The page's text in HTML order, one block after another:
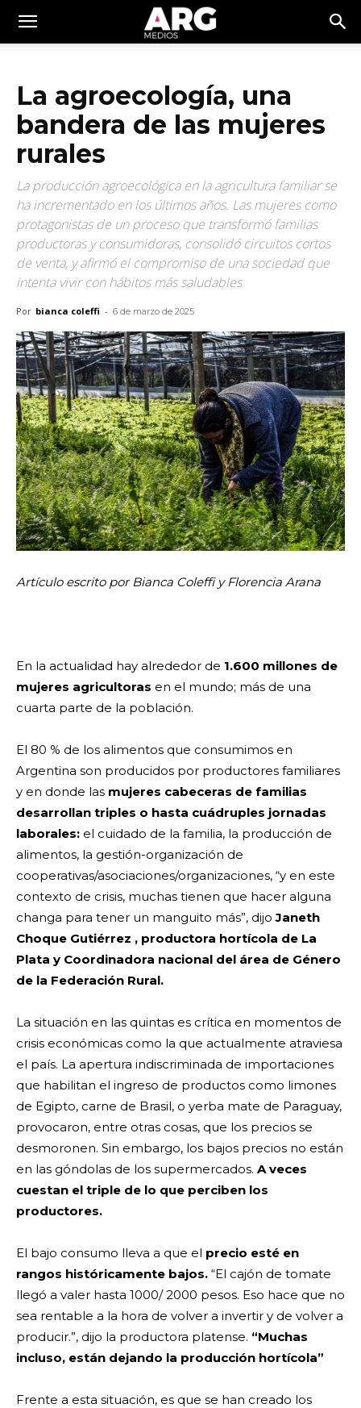
La agroecología, una
bandera de las mujeres
rurales
La producción agroecológica en la agricultura familiar se
ha incrementado en los últimos años. Las mujeres como
protagonistas de un proceso que transformó familias
productoras y consumidoras, consolidó circuitos cortos
de venta, y afirmó el compromiso de una sociedad que
intenta vivir con hábitos más saludables
Por bianca coleffi - 6 de marzo de 2025
Artículo escrito por Bianca Coleffi y Florencia Arana
En la actualidad hay alrededor de 1.600 millones de
mujeres agricultoras en el mundo; más de una
cuarta parte de la población.
El 80 % de los alimentos que consumimos en
Argentina son producidos por productores familiares
y en donde las mujeres cabeceras de familias
desarrollan triples o hasta cuádruples jornadas
laborales: el cuidado de la familia, la producción de
alimentos, la gestión-organización de
cooperativas/asociaciones/organizaciones, “y en este
contexto de crisis, muchas tienen que hacer alguna
changa para tener un manguito más”, dijoJaneth
Choque Gutiérrez , productora hortícola de La
Plata y Coordinadora nacional del área de Género
de la Federación Rural.
La situación en las quintas es crítica en momentos de
crisis económicas como la que actualmente atraviesa
el país. La apertura indiscriminada de importaciones
que habilitan el ingreso de productos como limones
de Egipto, carne de Brasil, o yerba mate de Paraguay,
provocaron, entre otras cosas, que los precios se
desmoronen. Sin embargo, los bajos precios no están
en las góndolas de los supermercados. A veces
cuestan el triple de lo que perciben los
productores.
El bajo consumo lleva a que el precio esté en
rangos históricamente bajos. “El cajón de tomate
llegó a valer hasta 1000/ 2000 pesos. Eso hace que no
sea rentable a la hora de volver a invertir y de volver a
producir.”, dijo la productora platense. “Muchas
incluso, están dejando la producción hortícola”
Frente a esta situación, es que se han creado los